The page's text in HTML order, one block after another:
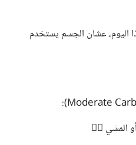
اليوم، عشان الجسم يستخدم
المشي 🚶‍♀️